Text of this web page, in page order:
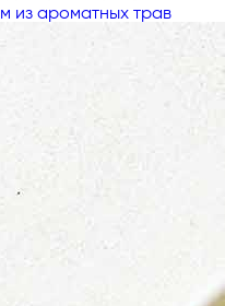
из ароматных трав